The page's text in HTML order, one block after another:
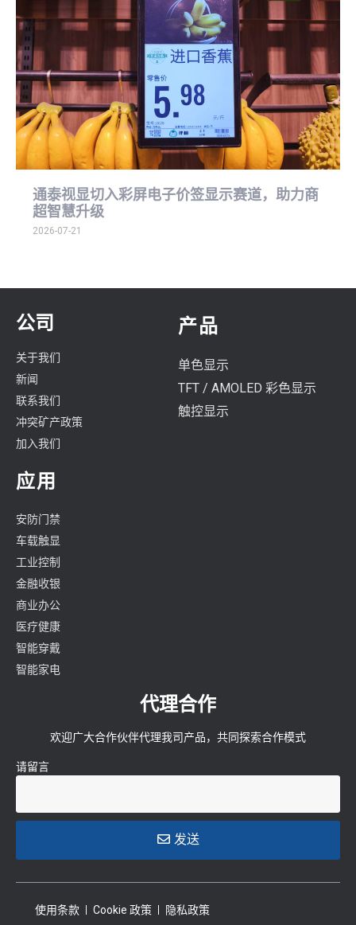
通泰视显切入彩屏电子价签显示赛道，助力商
超智慧升级
2026-07-21
公司
关于我们
新闻
联系我们
冲突矿产政策
加入我们
产品
单色显示
TFT / AMOLED 彩色显示
触控显示
应用
安防门禁
车载触显
工业控制
金融收银
商业办公
医疗健康
智能穿戴
智能家电
代理合作
欢迎广大合作伙伴代理我司产品，共同探索合作模式
请留言
发送
使用条款 Cookie 政策 隐私政策